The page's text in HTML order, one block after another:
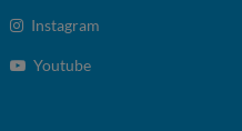
Instagram
Youtube